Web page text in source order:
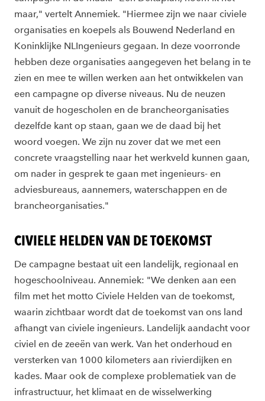
maar," vertelt Annemiek. "Hiermee zijn we naar civiele
organisaties en koepels als Bouwend Nederland en
Koninklijke NLIngenieurs gegaan. In deze voorronde
hebben deze organisaties aangegeven het belang in te
zien en mee te willen werken aan het ontwikkelen van
een campagne op diverse niveaus. Nu de neuzen
vanuit de hogescholen en de brancheorganisaties
dezelfde kant op staan, gaan we de daad bij het
woord voegen. We zijn nu zover dat we met een
concrete vraagstelling naar het werkveld kunnen gaan,
om nader in gesprek te gaan met ingenieurs- en
adviesbureaus, aannemers, waterschappen en de
brancheorganisaties."
CIVIELE HELDEN VAN DE TOEKOMST
De campagne bestaat uit een landelijk, regionaal en
hogeschoolniveau. Annemiek: "We denken aan een
film met het motto Civiele Helden van de toekomst,
waarin zichtbaar wordt dat de toekomst van ons land
afhangt van civiele ingenieurs. Landelijk aandacht voor
civiel en de zeeën van werk. Van het onderhoud en
versterken van 1000 kilometers aan rivierdijken en
kades. Maar ook de complexe problematiek van de
infrastructuur, het klimaat en de wisselwerking